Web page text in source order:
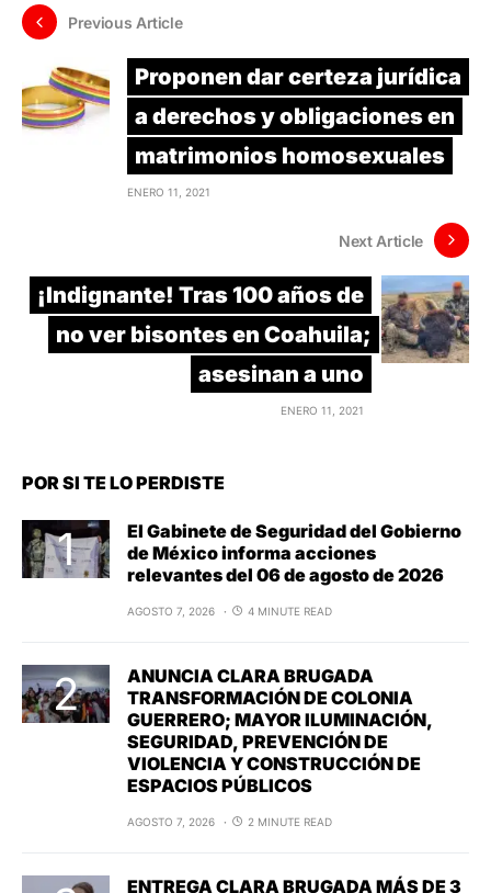
Previous Article
Proponen dar certeza jurídica
a derechos y obligaciones en
matrimonios homosexuales
ENERO 11, 2021
Next Article
¡Indignante! Tras 100 años de
no ver bisontes en Coahuila;
asesinan a uno
ENERO 11, 2021
POR SI TE LO PERDISTE
El Gabinete de Seguridad del Gobierno
de México informa acciones
relevantes del 06 de agosto de 2026
AGOSTO 7, 2026 4 MINUTE READ
ANUNCIA CLARA BRUGADA
TRANSFORMACIÓN DE COLONIA
GUERRERO; MAYOR ILUMINACIÓN,
SEGURIDAD, PREVENCIÓN DE
VIOLENCIA Y CONSTRUCCIÓN DE
ESPACIOS PÚBLICOS
AGOSTO 7, 2026 2 MINUTE READ
ENTREGA CLARA BRUGADA MÁS DE 3